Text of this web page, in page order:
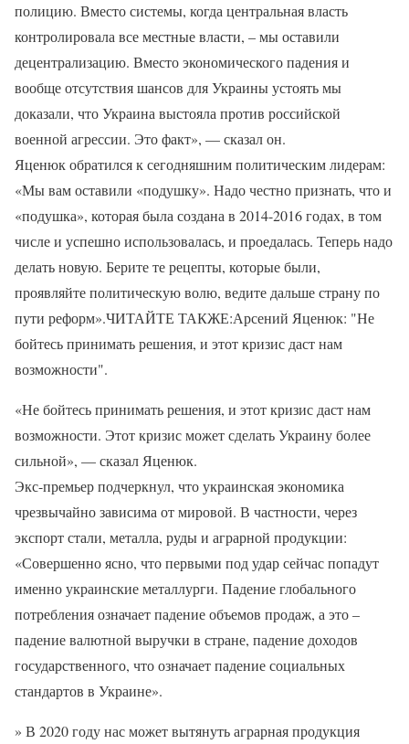
полицию. Вместо системы, когда центральная власть
контролировала все местные власти, – мы оставили
децентрализацию. Вместо экономического падения и
вообще отсутствия шансов для Украины устоять мы
доказали, что Украина выстояла против российской
военной агрессии. Это факт», — сказал он.
Яценюк обратился к сегодняшним политическим лидерам:
«Мы вам оставили «подушку». Надо честно признать, что и
«подушка», которая была создана в 2014-2016 годах, в том
числе и успешно использовалась, и проедалась. Теперь надо
делать новую. Берите те рецепты, которые были,
проявляйте политическую волю, ведите дальше страну по
пути реформ».ЧИТАЙТЕ ТАКЖЕ:Арсений Яценюк: "Не
бойтесь принимать решения, и этот кризис даст нам
возможности".
«Не бойтесь принимать решения, и этот кризис даст нам
возможности. Этот кризис может сделать Украину более
сильной», — сказал Яценюк.
Экс-премьер подчеркнул, что украинская экономика
чрезвычайно зависима от мировой. В частности, через
экспорт стали, металла, руды и аграрной продукции:
«Совершенно ясно, что первыми под удар сейчас попадут
именно украинские металлурги. Падение глобального
потребления означает падение объемов продаж, а это –
падение валютной выручки в стране, падение доходов
государственного, что означает падение социальных
стандартов в Украине».
» В 2020 году нас может вытянуть аграрная продукция